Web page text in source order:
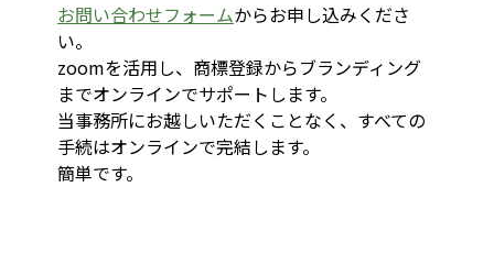
お問い合わせフォームからお申し込みくださ
い。
zoomを活用し、商標登録からブランディング
までオンラインでサポートします。
当事務所にお越しいただくことなく、すべての
手続はオンラインで完結します。
簡単です。